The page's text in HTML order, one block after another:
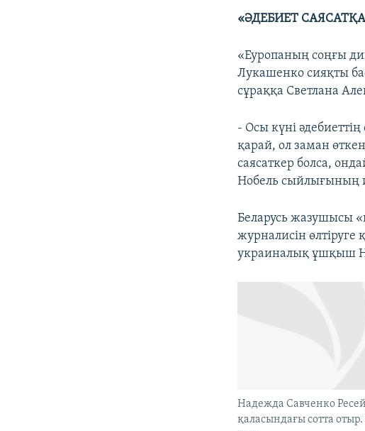
«ӘДЕБИЕТ
«Еуропаның соңғы
Лукашенко сияқты
сұраққа Светлана
- Осы күні
қарай, ол заман
саясаткер болса,
Нобель сыйлығының
Беларусь жазушысы
журналисін
украиналық ұшқыш
Надежда Савченко
қаласындағы сотта отыр.